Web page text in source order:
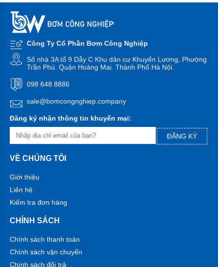
cảnh-
đài
phun
Máy
bơm
hóa
Bơm
lượng
Bơm
dẫn
động
bơm
thùng
phuy
Hãng
máy
bơm
Máy
Bơm
Công Ty Cổ Phần Bơm Công Nghiệp
Số nhà 3A tổ 9 Dẫy C Khu dân cư Khuyến Lương, Phường
Trần Phú. Quận Hoàng Mai. Thành Phố Hà Nội.
098 648 8886
sale@bomcongnghiep.company
Đăng ký nhận thông tin khuyến mại:
ĐĂNG KÝ
VỀ CHÚNG TÔI
Giới thiệu
Liên hệ
Kiểm tra đơn hàng
CHÍNH SÁCH
Chính sách thanh toán
Chính sách vận chuyển
Chính sách đổi trả